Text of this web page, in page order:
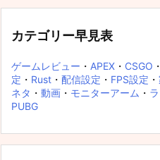
カテゴリー早見表
ゲームレビュー ・ APEX ・ CSGO ・
定 ・ Rust ・ 配信設定 ・ FPS設定 ・
ネタ ・ 動画 ・ モニターアーム ・
PUBG